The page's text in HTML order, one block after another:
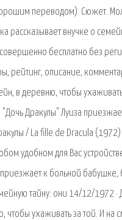
переводом). Сюжет.
рассказывает внучке о
бесплатно без
рейтинг, описание,
в деревню, чтобы
Дракулы" Луиза
/ La fille de Dracula
удобном для Вас
к больной бабушке,
тайну: они 14/12/1972 ·
ухаживать за той. И на